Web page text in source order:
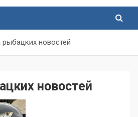
новостей
новостей